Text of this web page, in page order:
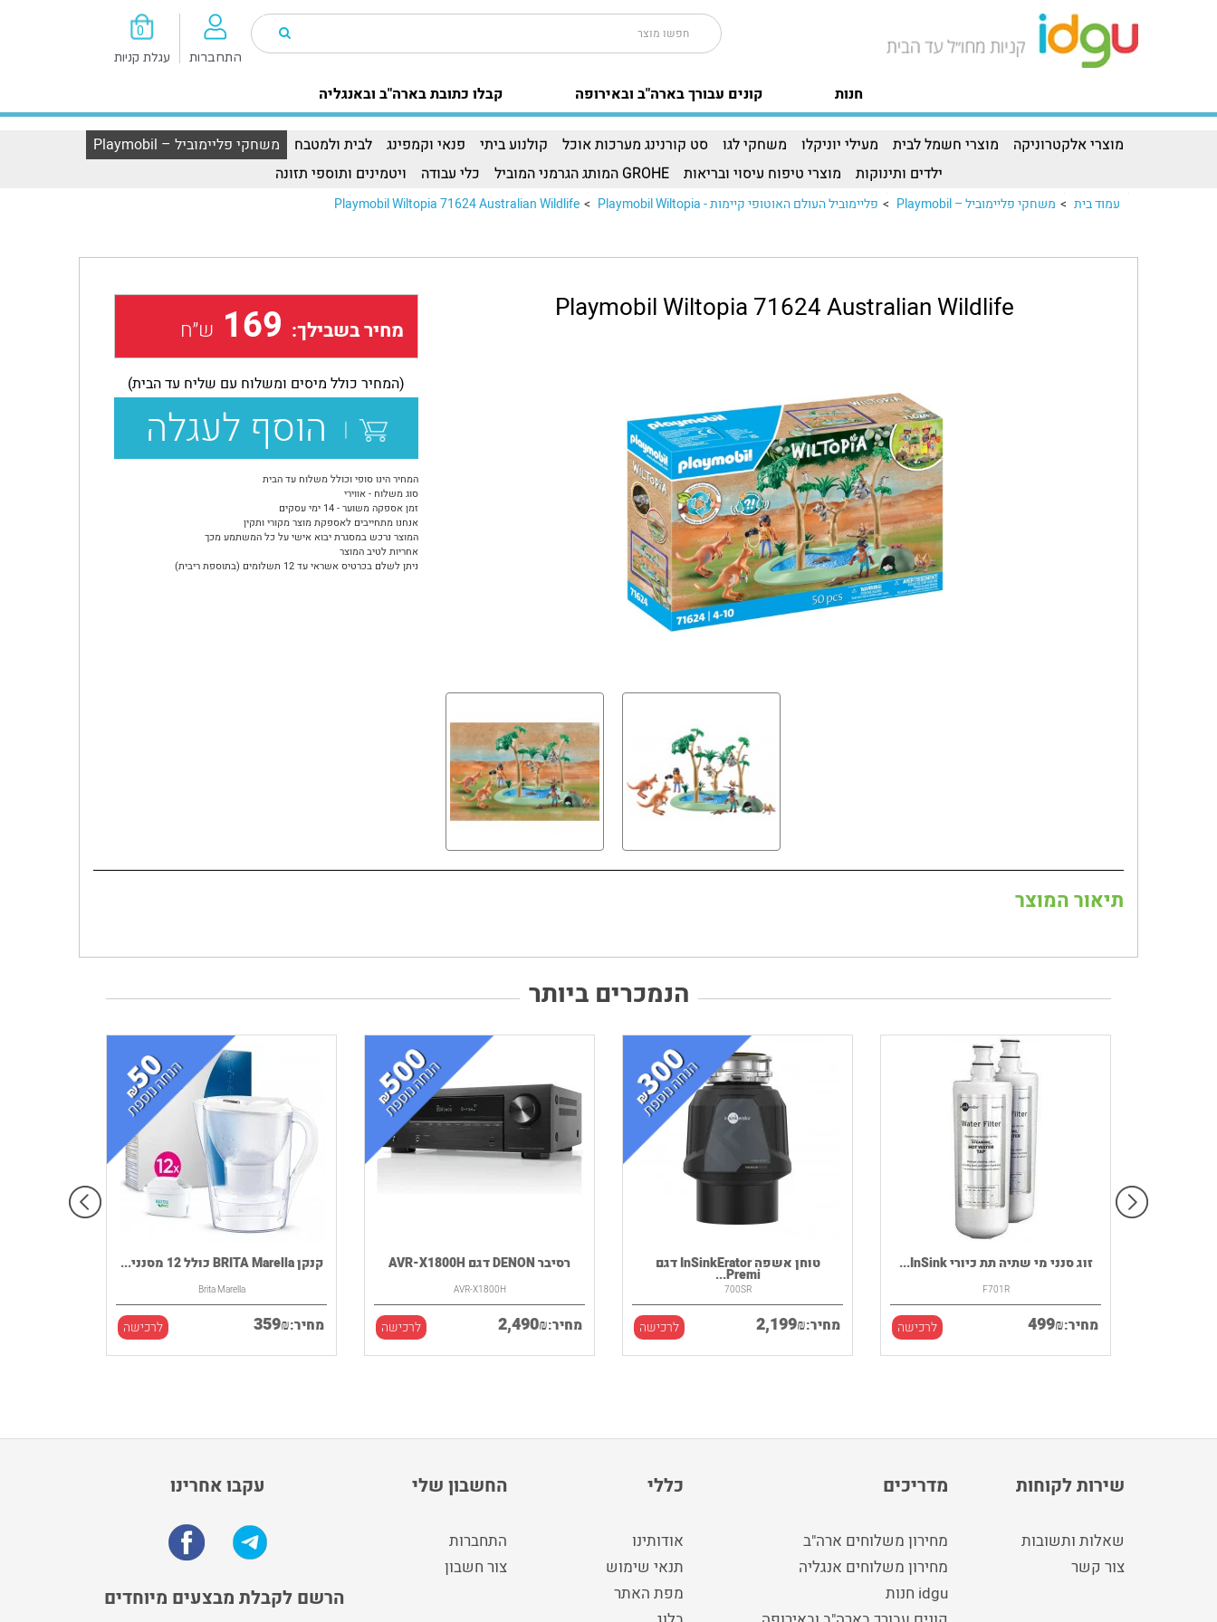
0
עגלת קניות התחברות
קבלו כתובת בארה"ב ובאנגליה קונים עבורך בארה"ב ובאירופה חנות
מוצרי אלקטרוניקה מוצרי חשמל לבית מעילי יוניקלו משחקי לגו סט קורנינג מערכות אוכל קולנוע ביתי פנאי וקמפינג לבית ולמטבח
משחקי פליימוביל – Playmobil
ילדים ותינוקות
מוצרי טיפוח עיסוי ובריאות GROHE המותג הגרמני המוביל כלי עבודה ויטמינים ותוספי תזונה
עמוד בית > משחקי פליימוביל – Playmobil > פליימוביל העולם האוטופי קיימות - Playmobil Wiltopia >
Playmobil Wiltopia 71624 Australian Wildlife
Playmobil Wiltopia 71624 Australian Wildlife
מחיר בשבילך: 169 ש״ח
(המחיר כולל מיסים ומשלוח עם שליח עד הבית)
הוסף לעגלה
המחיר הינו סופי וכולל משלוח עד הבית
סוג משלוח - אווירי
זמן אספקה משוער - 14 ימי עסקים
אנחנו מתחייבים לאספקת מוצר מקורי ותקין
המוצר נרכש במסגרת יבוא אישי על כל המשתמע מכך
אחריות לטיב המוצר
ניתן לשלם בכרטיס אשראי עד 12 תשלומים (בתוספת ריבית)
תיאור המוצר
הנמכרים ביותר
קנקן BRITA Marella כולל 12 מסנני...
Brita Marella
מחיר: 359₪ לרכישה
רסיבר DENON דגם AVR-X1800H
AVR-X1800H
מחיר: 2,490₪ לרכישה
טוחן אשפה InSinkErator דגם
Premi...
700SR
מחיר: 2,199₪ לרכישה
זוג סנני מי שתיה תת כיורי InSink...
F701R
מחיר: 499₪ לרכישה
עקבו אחרינו
הרשם לקבלת מבצעים מיוחדים
החשבון שלי
התחברות
צור חשבון
כללי
אודותינו
תנאי שימוש
מפת האתר
מדריכים
מחירון משלוחים ארה"ב
מחירון משלוחים אנגליה
idgu חנות
שירות לקוחות
שאלות ותשובות
צור קשר